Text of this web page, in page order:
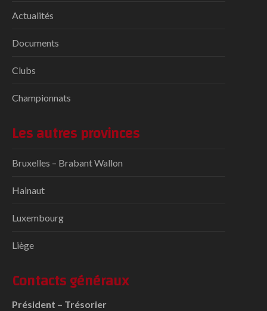
Actualités
Documents
Clubs
Championnats
Les autres provinces
Bruxelles – Brabant Wallon
Hainaut
Luxembourg
Liège
Contacts généraux
Président – Trésorier